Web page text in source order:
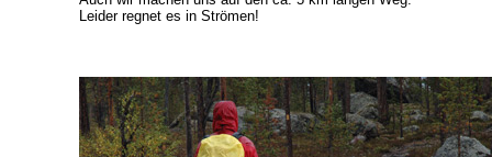
Leider regnet es in Strömen!